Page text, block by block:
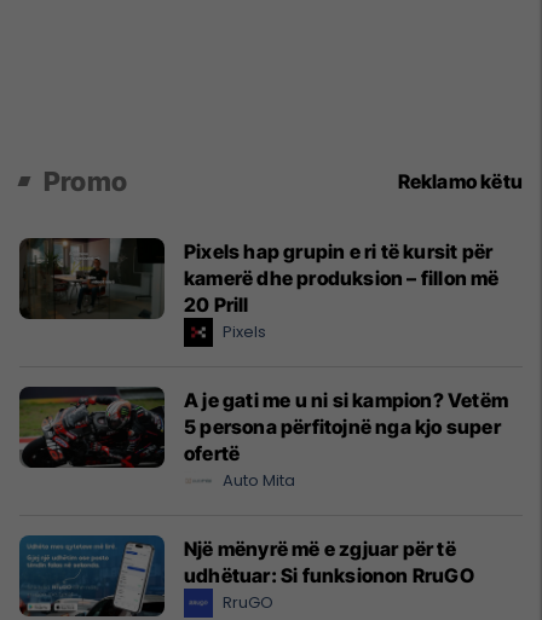
Promo Reklamo këtu
Pixels hap grupin e ri të kursit për
kamerë dhe produksion – fillon më
20 Prill
Pixels
A je gati me u ni si kampion? Vetëm
5 persona përfitojnë nga kjo super
ofertë
Auto Mita
Një mënyrë më e zgjuar për të
udhëtuar: Si funksionon RruGO
RruGO